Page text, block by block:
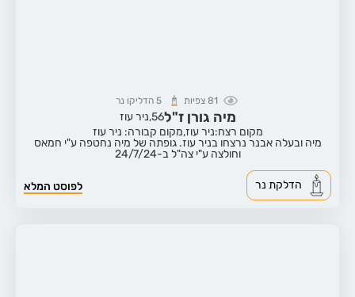
81 צפיות 5 הדליקו נר
מיה גורן ז"ל56, ניר עוז
מקום רצח:ניר עוז,מקום קבורה: ניר עוז
מיה ובעלה אבנר נרצחו בניר עוז. גופתה של מיה נחטפה ע"י חמאס
וחולצה ע"י צה"ל ב-24/7/24
לפוסט המלא הדלקת נר